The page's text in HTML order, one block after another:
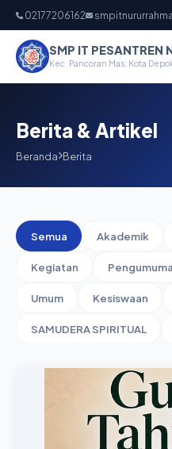
02177206162
SMP IT PESANTREN
Kec. Pancoran Mas, Kota
Berita & Artikel
Beranda Berita
Semua Akademik
Kegiatan
Umum Kesiswaan
SAMUDERA SPIRITUAL